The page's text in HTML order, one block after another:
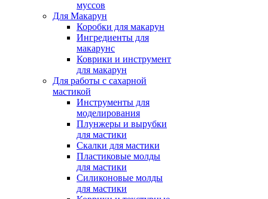
муссов
Для Макарун
Коробки для макарун
Ингредиенты для
макарунс
Коврики и инструмент
для макарун
Для работы с сахарной
мастикой
Инструменты для
моделирования
Плунжеры и вырубки
для мастики
Скалки для мастики
Пластиковые молды
для мастики
Силиконовые молды
для мастики